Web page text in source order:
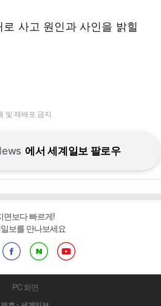
사고 원인과 사인을 밝힐
및 재배포 금지
에서 세계일보 팔로우
면보다 빠르게!
보를 만나보세요
PC 화면